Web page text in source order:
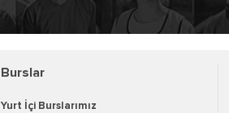
Burslar
Yurt İçi Burslarımız